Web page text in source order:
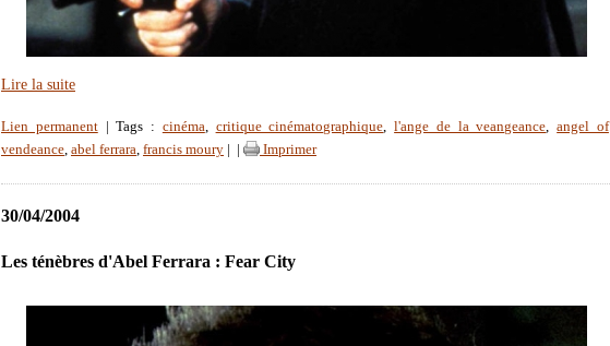
Lire la suite
Lien permanent| Tags : cinéma, critique cinématographique,l'ange de la veangeance,angel of
vendeance, abel ferrara, francis moury Imprimer
30/04/2004
Les ténèbres d'Abel Ferrara : Fear City